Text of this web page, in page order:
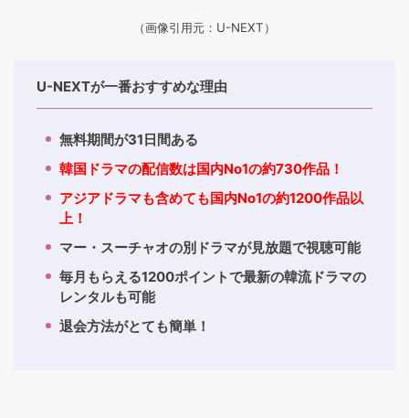
（画像引用元：U-NEXT）
U-NEXTが一番おすすめな理由
無料期間が31日間ある
韓国ドラマの配信数は国内No1の約730作品！
アジアドラマも含めても国内No1の約1200作品以
上！
マー・スーチャオの別ドラマが見放題で視聴可能
毎月もらえる1200ポイントで最新の韓流ドラマの
レンタルも可能
退会方法がとても簡単！